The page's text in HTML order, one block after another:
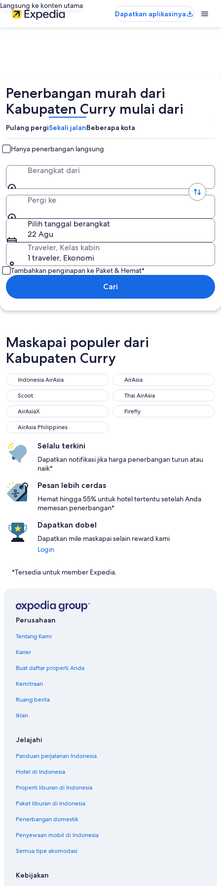
Langsung ke konten utama
Dapatkan aplikasinya
Penerbangan murah dari
Kabupaten Curry mulai dari
Pulang pergiSekali jalanBeberapa kota
Hanya penerbangan langsung
Berangkat dari
Pergi ke
Pilih tanggal berangkat
22 Agu
Traveler, Kelas kabin
1 traveler, Ekonomi
Tambahkan penginapan ke Paket & Hemat*
Cari
Maskapai populer dari
Kabupaten Curry
Indonesia AirAsia
AirAsia
Scoot
Thai AirAsia
AirAsiaX
Firefly
AirAsia Philippines
Selalu terkini
Dapatkan notifikasi jika harga penerbangan turun atau
naik*
Pesan lebih cerdas
Hemat hingga 55% untuk hotel tertentu setelah Anda
memesan penerbangan*
Dapatkan dobel
Dapatkan mile maskapai selain reward kami
Login
*Tersedia untuk member Expedia.
Perusahaan
Tentang Kami
Karier
Buat daftar properti Anda
Kemitraan
Ruang berita
Iklan
Jelajahi
Panduan perjalanan Indonesia
Hotel di Indonesia
Properti liburan di Indonesia
Paket liburan di Indonesia
Penerbangan domestik
Penyewaan mobil di Indonesia
Semua tipe akomodasi
Kebijakan